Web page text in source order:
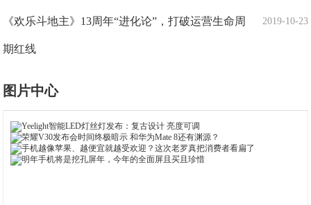
2019-10-23
《欢乐斗地主》13周年“进化论”，打破运营生命周
期红线
图片中心